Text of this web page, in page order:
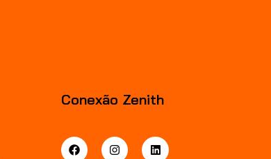
Conexão Zenith